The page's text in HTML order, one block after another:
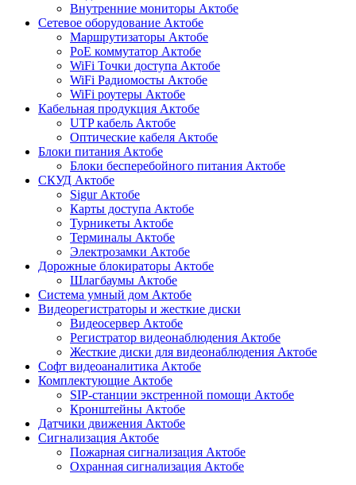
Внутренние мониторы Актобе
Сетевое оборудование Актобе
Маршрутизаторы Актобе
PoE коммутатор Актобе
WiFi Точки доступа Актобе
WiFi Радиомосты Актобе
WiFi роутеры Актобе
Кабельная продукция Актобе
UTP кабель Актобе
Оптические кабеля Актобе
Блоки питания Актобе
Блоки бесперебойного питания Актобе
СКУД Актобе
Sigur Актобе
Карты доступа Актобе
Турникеты Актобе
Терминалы Актобе
Электрозамки Актобе
Дорожные блокираторы Актобе
Шлагбаумы Актобе
Система умный дом Актобе
Видеорегистраторы и жесткие диски
Видеосервер Актобе
Регистратор видеонаблюдения Актобе
Жесткие диски для видеонаблюдения Актобе
Софт видеоаналитика Актобе
Комплектующие Актобе
SIP-станции экстренной помощи Актобе
Кронштейны Актобе
Датчики движения Актобе
Сигнализация Актобе
Пожарная сигнализация Актобе
Охранная сигнализация Актобе